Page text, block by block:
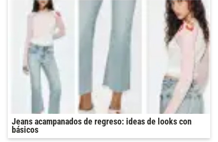
Jeans acampanados de regreso: ideas de looks con
básicos